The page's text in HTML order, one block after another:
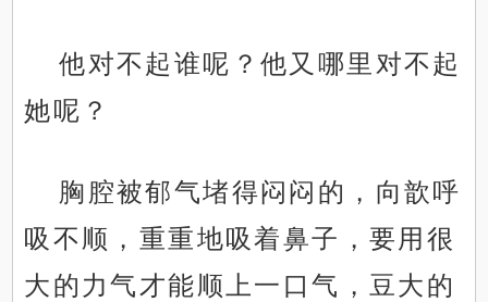
他对不起谁呢？他又哪里对不起
她呢？
胸腔被郁气堵得闷闷的，向歆呼
吸不顺，重重地吸着鼻子，要用很
大的力气才能顺上一口气，豆大的